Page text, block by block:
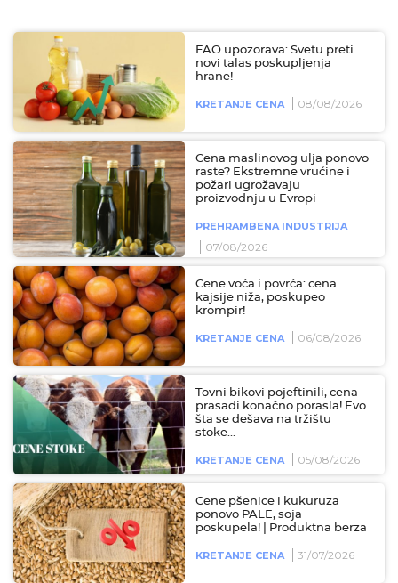
FAO upozorava: Svetu preti
novi talas poskupljenja
hrane!
KRETANJE CENA 08/08/2026
Cena maslinovog ulja ponovo
raste? Ekstremne vrućine i
požari ugrožavaju
proizvodnju u Evropi
PREHRAMBENA INDUSTRIJA
07/08/2026
Cene voća i povrća: cena
kajsije niža, poskupeo
krompir!
KRETANJE CENA 06/08/2026
Tovni bikovi pojeftinili, cena
prasadi konačno porasla! Evo
šta se dešava na tržištu
stoke...
KRETANJE CENA 05/08/2026
Cene pšenice i kukuruza
ponovo PALE, soja
poskupela! | Produktna berza
KRETANJE CENA 31/07/2026